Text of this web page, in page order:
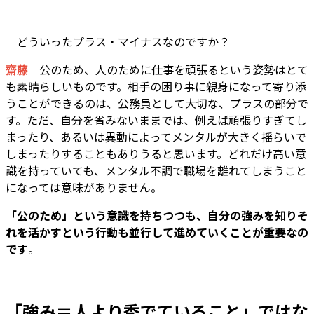
どういったプラス・マイナスなのですか？
齋藤 公のため、人のために仕事を頑張るという姿勢はとて
も素晴らしいものです。相手の困り事に親身になって寄り添
うことができるのは、公務員として大切な、プラスの部分で
す。ただ、自分を省みないままでは、例えば頑張りすぎてし
まったり、あるいは異動によってメンタルが大きく揺らいで
しまったりすることもありうると思います。どれだけ高い意
識を持っていても、メンタル不調で職場を離れてしまうこと
になっては意味がありません。
「公のため」という意識を持ちつつも、自分の強みを知りそ
れを活かすという行動も並行して進めていくことが重要なの
です。